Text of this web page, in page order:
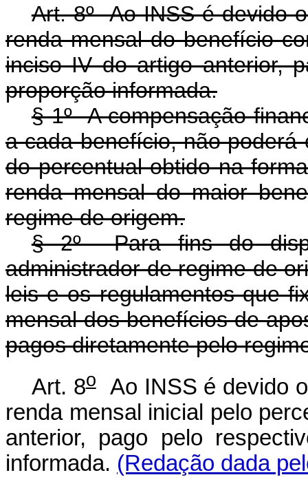
Art. 8º Ao INSS é devido
renda mensal do benefício
inciso IV do artigo anterior,
proporção informada.
§ 1º A compensação
a cada benefício, não poderá
do percentual obtido na
renda mensal do maior
regime de origem.
§ 2º Para fins do
administrador de regime de
leis e os regulamentos que
mensal dos benefícios de
pagos diretamente pelo
Art. 8oAo INSS é devido o
renda mensal inicial pelo
anterior, pago pelo
informada. (Redação dada